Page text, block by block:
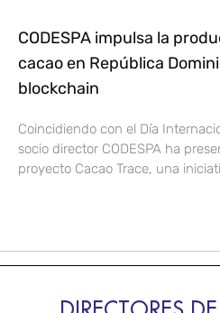
CODESPA impulsa la
cacao en República
blockchain
Coincidiendo con el Día
socio director CODESPA ha
proyecto Cacao Trace, una